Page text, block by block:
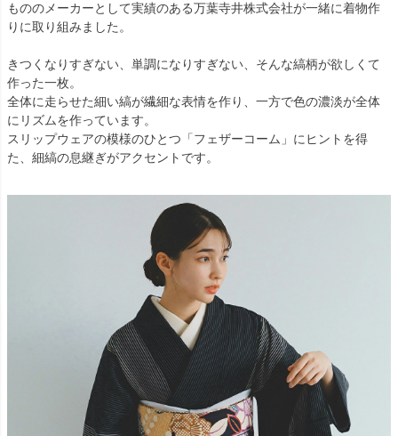
もののメーカーとして実績のある万葉寺井株式会社が一緒に着物作
りに取り組みました。
きつくなりすぎない、単調になりすぎない、そんな縞柄が欲しくて
作った一枚。
全体に走らせた細い縞が繊細な表情を作り、一方で色の濃淡が全体
にリズムを作っています。
スリップウェアの模様のひとつ「フェザーコーム」にヒントを得
た、細縞の息継ぎがアクセントです。